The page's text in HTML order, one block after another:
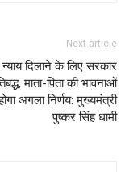
Next article
दिलाने के लिए सरकार
माता-पिता की भावनाओं
अगला निर्णय: मुख्यमंत्री
पुष्कर सिंह धामी